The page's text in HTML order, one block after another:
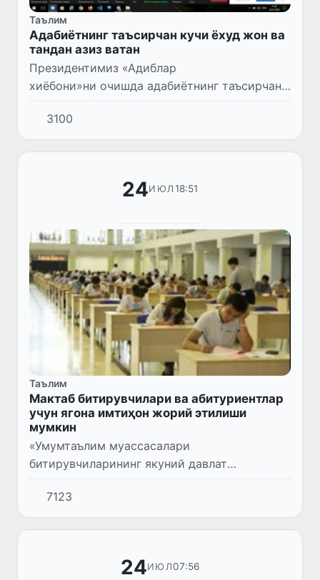
Таълим
Адабиётнинг таъсирчан кучи ёхуд жон ва
тандан азиз ватан
Президентимиз «Адиблар
хиёбони»ни очишда адабиётнинг таъсирчан
кучига алоҳида эътибор қилиб, шундай
деганди: «Бугунги мураккаб даврда одамлар
қалбига йўл топиш, халқимизни эзгу мақ...
3100
24ИЮЛ 18:51
Таълим
Мактаб битирувчилари ва абитуриентлар
учун ягона имтиҳон жорий этилиши
мумкин
«Умумтаълим муассасалари
битирувчиларининг якуний давлат
аттестацияси ҳамда олий таълим
муассасаларига кириш имтиҳонларини
унификация қилиш ва ягона имтиҳонни
7123
24ИЮЛ07:56